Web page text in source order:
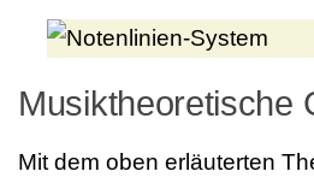
Musiktheoretische
Mit dem oben erläuterten